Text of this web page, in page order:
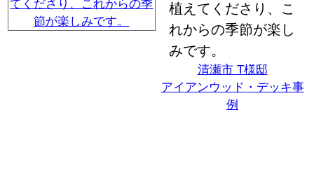
植えてくださり、こ
れからの季節が楽し
みです。
清瀬市 T様邸
アイアンウッド・デッキ事
例